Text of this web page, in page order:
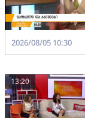
2026/08/05 10:30
13:20